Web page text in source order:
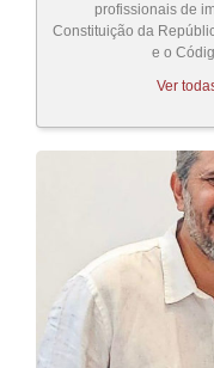
profissionais de
Constituição da
e o
Ver